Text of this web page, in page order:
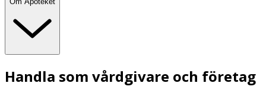
Handla som vårdgivare och företag